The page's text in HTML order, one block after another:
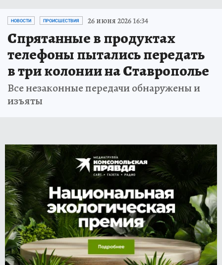
НОВОСТИ ПРОИСШЕСТВИЯ 26 июня 2026 16:34
Спрятанные в продуктах
телефоны пытались передать
в три колонии на Ставрополье
Все незаконные передачи обнаружены и
изъяты